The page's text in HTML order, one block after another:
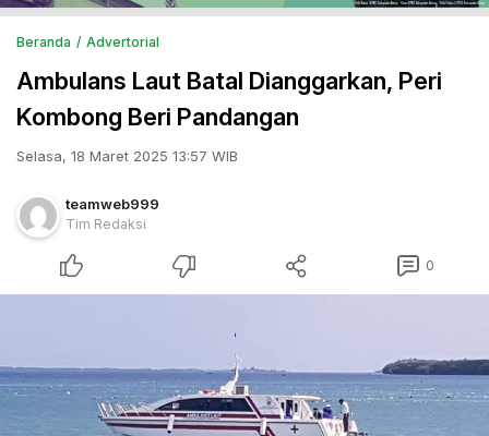
Beranda Advertorial
Ambulans Laut Batal Dianggarkan, Peri
Kombong Beri Pandangan
Selasa, 18 Maret 2025 13:57 WIB
teamweb999
Tim Redaksi
0